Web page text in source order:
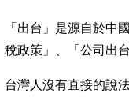
「出台」是源自於中
稅政策」、「公司出
台灣人沒有直接的說